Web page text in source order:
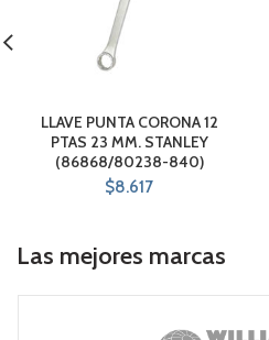
LLAVE PUNTA CORONA 12
PTAS 23 MM. STANLEY
(86868/80238-840)
$8.617
Las mejores marcas